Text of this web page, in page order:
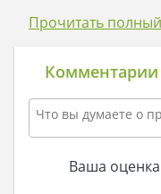
керамической
просторов,
величием, ему
экзотических
Стоит
великолепия,
труженик,
Прочитать полный
Комментарии
Ваша